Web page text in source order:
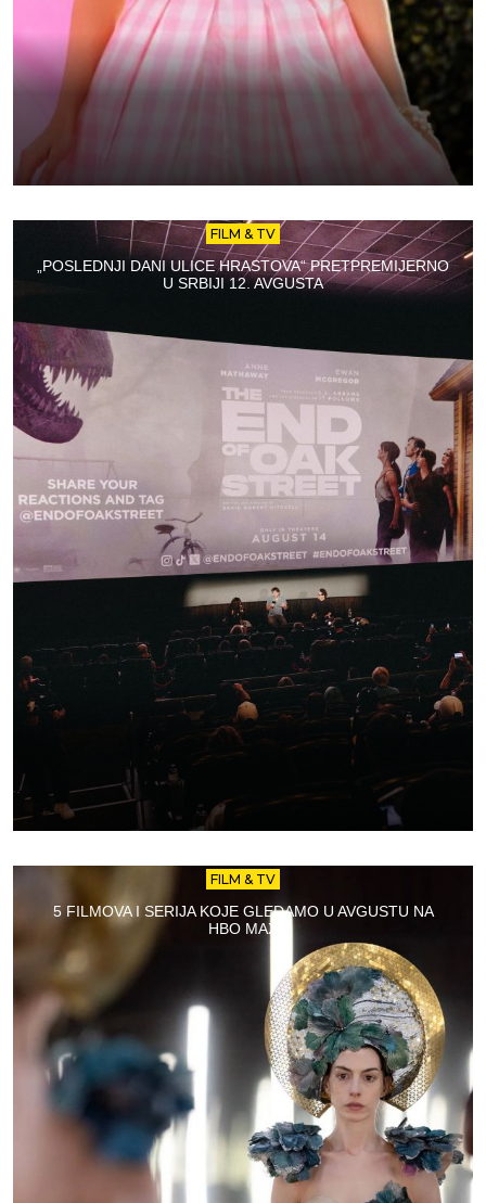
FILM & TV
„POSLEDNJI DANI ULICE HRASTOVA“ PRETPREMIJERNO
U SRBIJI 12. AVGUSTA
FILM & TV
5 FILMOVA I SERIJA KOJE GLEDAMO U AVGUSTU NA
HBO MAX